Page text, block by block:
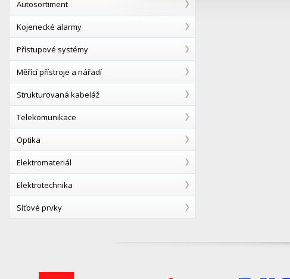
Autosortiment
Kojenecké alarmy
Přístupové systémy
Měřící přístroje a nářadí
Strukturovaná kabeláž
Telekomunikace
Optika
Elektromateriál
Elektrotechnika
Síťové prvky